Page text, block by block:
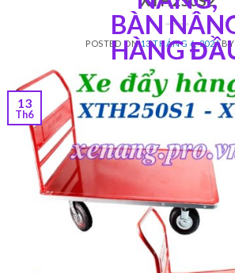
POSTED ON13 THÁNG 6, 2024BY
13
Th6